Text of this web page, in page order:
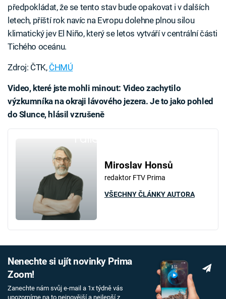
předpokládat, že se tento stav bude opakovat i v dalších
letech, příští rok navíc na Evropu dolehne plnou silou
klimatický jev El Niño, který se letos vytváří v centrální části
Tichého oceánu.
Zdroj: ČTK, ČHMÚ
Video, které jste mohli minout: Video zachytilo
výzkumníka na okraji lávového jezera. Je to jako pohled
do Slunce, hlásil vzrušeně
Miroslav Honsů
redaktor FTV Prima
VŠECHNY ČLÁNKY AUTORA
Nenechte si ujít novinky Prima
Zoom!
Zanechte nám svůj e-mail a 1x týdně vás
upozorníme na to nejnovější a nejlepší z